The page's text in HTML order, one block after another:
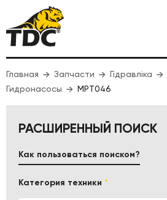
Главная Запчасти Гідравліка
Гидронасосы
MPT046
РАСШИРЕННЫЙ ПОИСК
Категория техники *
Как пользоваться поиском?